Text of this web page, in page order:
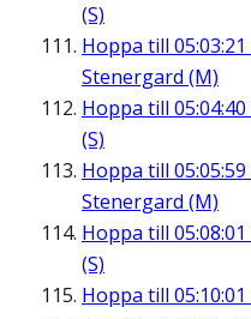
(S)
Hoppa till 05:03:21
Stenergard (M)
Hoppa till 05:04:40
(S)
Hoppa till 05:05:59
Stenergard (M)
Hoppa till 05:08:01
(S)
Hoppa till 05:10:01